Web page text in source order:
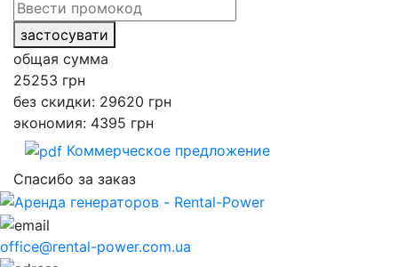
застосувати
общая сумма
25253 грн
без скидки: 29620 грн
экономия: 4395 грн
Коммерческое предложение
Спасибо за заказ
office@rental-power.com.ua